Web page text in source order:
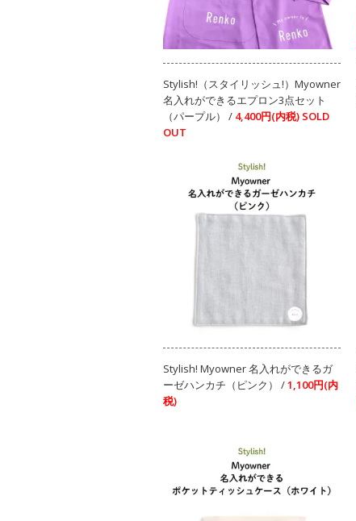
Stylish!（スタイリッシュ!）Myowner
名入れができるエプロン3点セット
（パープル） / 4,400円(内税) SOLD
OUT
Stylish! Myowner 名入れができるガ
ーゼハンカチ（ピンク） /1,100円(内
税)